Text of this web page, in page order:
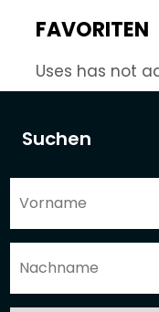
Suchen
FAVORITEN
Uses has not